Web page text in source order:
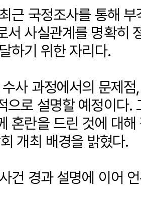
근 국정조사를 통해
서 사실관계를 명확히
하기 위한 자리다.
사 과정에서의 문제
으로 설명할 예정이다.
혼란을 드린 것에 대
개최 배경을 밝혔다.
건 경과 설명에 이어